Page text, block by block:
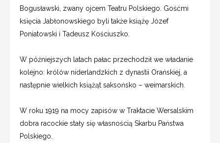
Bogusławski, zwany ojcem Teatru Polskiego. Gośćmi
księcia Jabłonowskiego byli także książę Józef
Poniatowski i Tadeusz Kościuszko.
W późniejszych latach pałac przechodził we władanie
kolejno: królów niderlandzkich z dynastii Orańskiej, a
następnie wielkich książąt saksońsko – weimarskich.
W roku 1919 na mocy zapisów w Traktacie Wersalskim
dobra racockie stały się własnością Skarbu Państwa
Polskiego.